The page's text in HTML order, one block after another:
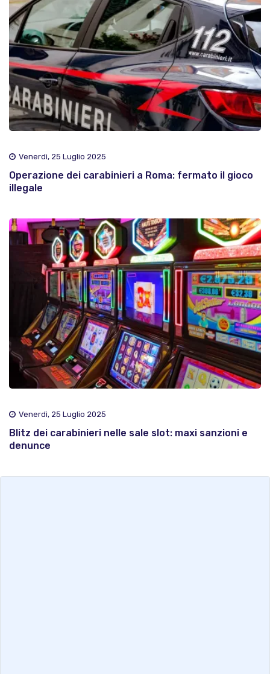
Venerdì, 25 Luglio 2025
Operazione dei carabinieri a Roma: fermato il gioco
illegale
Venerdì, 25 Luglio 2025
Blitz dei carabinieri nelle sale slot: maxi sanzioni e
denunce